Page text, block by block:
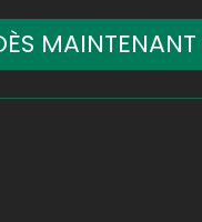
MAINTENANT